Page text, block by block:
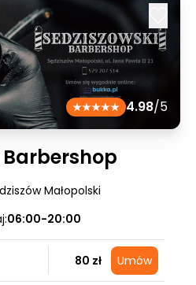
4.98/5
Barbershop
Małopolski
06:00-20:00
80 zł Umów